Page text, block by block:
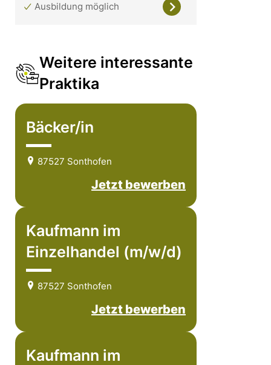
Ausbildung möglich
Weitere interessante
Praktika
Bäcker/in
87527 Sonthofen
Jetzt bewerben
Kaufmann im
Einzelhandel (m/w/d)
87527 Sonthofen
Jetzt bewerben
Kaufmann im